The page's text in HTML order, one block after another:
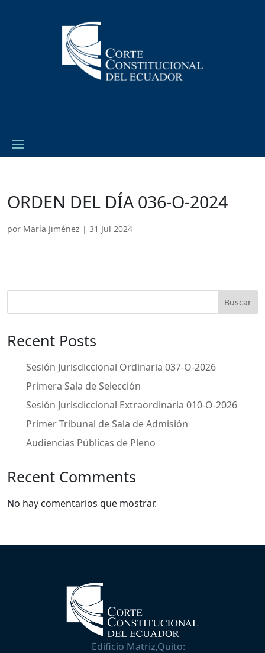
ORDEN DEL DÍA 036-O-2024
por María Jiménez | 31 Jul 2024
Buscar
Recent Posts
Sesión Jurisdiccional Ordinaria 037-O-2026
Primera Sala de Selección
Sesión Jurisdiccional Extraordinaria 010-O-2026
Primer Tribunal de Sala de Admisión
Audiencias Públicas de Pleno
Recent Comments
No hay comentarios que mostrar.
Edificio Matriz,Quito: